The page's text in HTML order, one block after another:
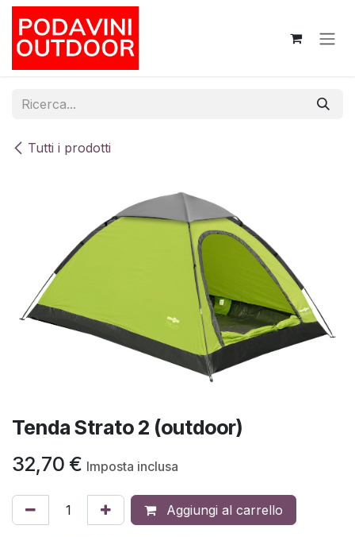
Passa al contenuto
Tutti i prodotti
Tenda Strato 2 (outdoor)
32,70 € Imposta inclusa
Aggiungi al carrello